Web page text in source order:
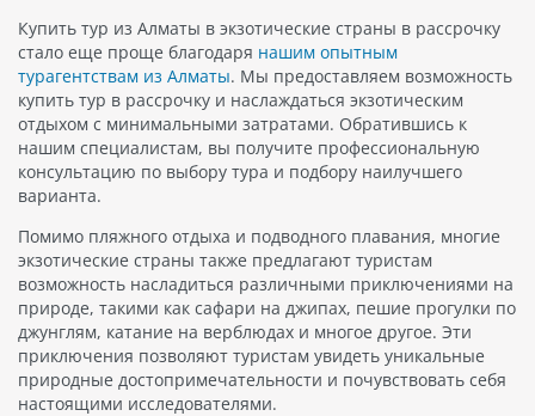
Купить тур из Алматы в экзотические страны в рассрочку
стало еще проще благодаря нашим опытным
турагентствам из Алматы. Мы предоставляем возможность
купить тур в рассрочку и наслаждаться экзотическим
отдыхом с минимальными затратами. Обратившись к
нашим специалистам, вы получите профессиональную
консультацию по выбору тура и подбору наилучшего
варианта.
Помимо пляжного отдыха и подводного плавания, многие
экзотические страны также предлагают туристам
возможность насладиться различными приключениями на
природе, такими как сафари на джипах, пешие прогулки по
джунглям, катание на верблюдах и многое другое. Эти
приключения позволяют туристам увидеть уникальные
природные достопримечательности и почувствовать себя
настоящими исследователями.